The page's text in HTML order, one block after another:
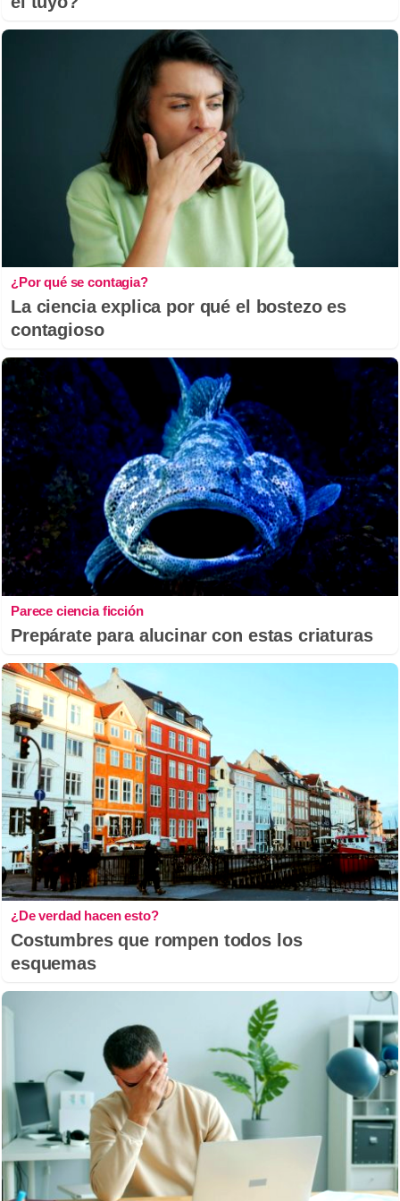
¿Por qué se contagia?
La ciencia explica por qué el bostezo es
contagioso
Parece ciencia ficción
Prepárate para alucinar con estas criaturas
¿De verdad hacen esto?
Costumbres que rompen todos los
esquemas